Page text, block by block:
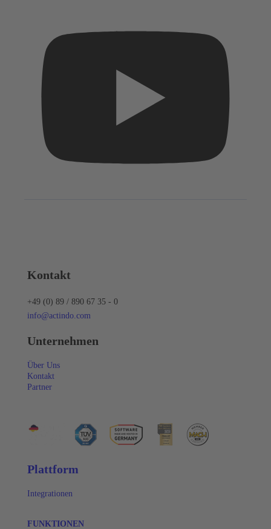
Kontakt
+49 (0) 89 / 890 67 35 - 0
info@actindo.com
Unternehmen
Über Uns
Kontakt
Partner
Plattform
Integrationen
FUNKTIONEN